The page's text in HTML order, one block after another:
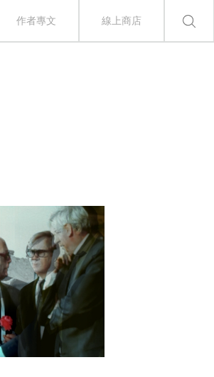
作者專文 線上商店